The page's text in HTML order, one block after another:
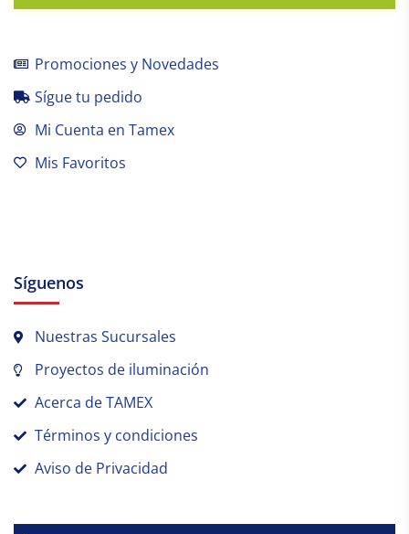
Promociones y Novedades
Sígue tu pedido
Mi Cuenta en Tamex
Mis Favoritos
Síguenos
Nuestras Sucursales
Proyectos de iluminación
Acerca de TAMEX
Términos y condiciones
Aviso de Privacidad